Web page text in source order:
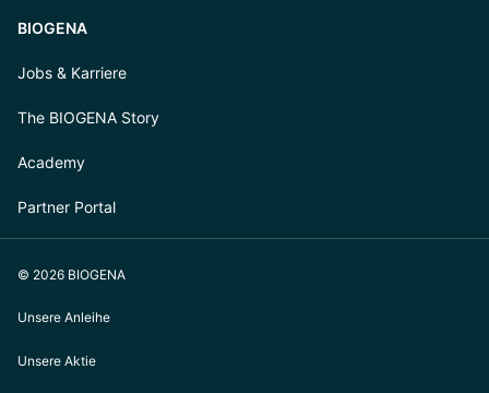
BIOGENA
Jobs & Karriere
The BIOGENA Story
Academy
Partner Portal
© 2026 BIOGENA
Unsere Anleihe
Unsere Aktie